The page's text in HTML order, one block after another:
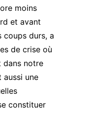
moins
et avant
durs, a
de crise où
dans notre
aussi une
constituer